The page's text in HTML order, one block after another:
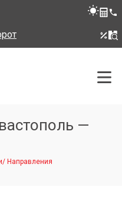
—
/ Направления